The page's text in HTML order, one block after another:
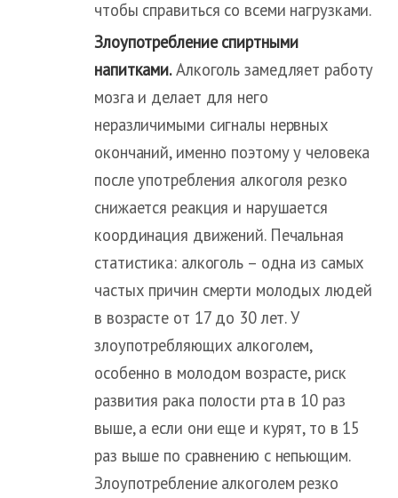
чтобы справиться со всеми нагрузками.
Злоупотребление спиртными
напитками.Алкоголь замедляет работу
мозга и делает для него
неразличимыми сигналы нервных
окончаний, именно поэтому у человека
после употребления алкоголя резко
снижается реакция и нарушается
координация движений. Печальная
статистика: алкоголь – одна из самых
частых причин смерти молодых людей
в возрасте от 17 до 30 лет. У
злоупотребляющих алкоголем,
особенно в молодом возрасте, риск
развития рака полости рта в 10 раз
выше, а если они еще и курят, то в 15
раз выше по сравнению с непьющим.
Злоупотребление алкоголем резко